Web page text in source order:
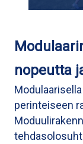
nopeutta
perinteiseen